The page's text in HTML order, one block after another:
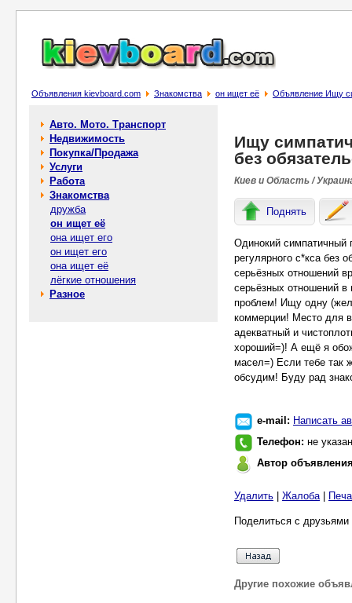
Объявления kievboard.com Знакомства он ищет её Объявление Ищу
Авто. Мото. Транспорт
Недвижимость
Покупка/Продажа
Услуги
Работа
Знакомства
дружба
он ищет её
она ищет его
он ищет его
она ищет её
лёгкие отношения
Разное
Ищу
без
Киев и Область /
Поднять
Одинокий симпатичный
регулярного с*кса без
серьёзных отношений
серьёзных отношений в
проблем! Ищу одну
коммерции! Место для
адекватный и
хороший=)! А ещё я
масел=) Если тебе так
обсудим! Буду рад
e-mail: Написать
Телефон: не указан
Автор
Удалить Жалоба|
Поделиться с
Другие похожие